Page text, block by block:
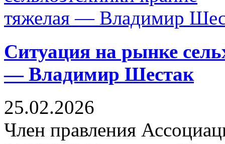
Ситуация на рынке
— Владимир Шестак
25.02.2026
Член правления